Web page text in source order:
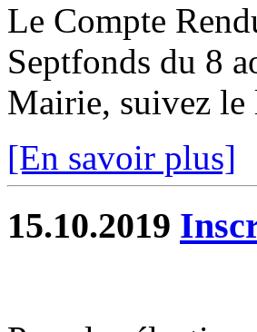
Le Compte
Septfonds du 8
Mairie, suivez le
[En savoir plus]
15.10.2019